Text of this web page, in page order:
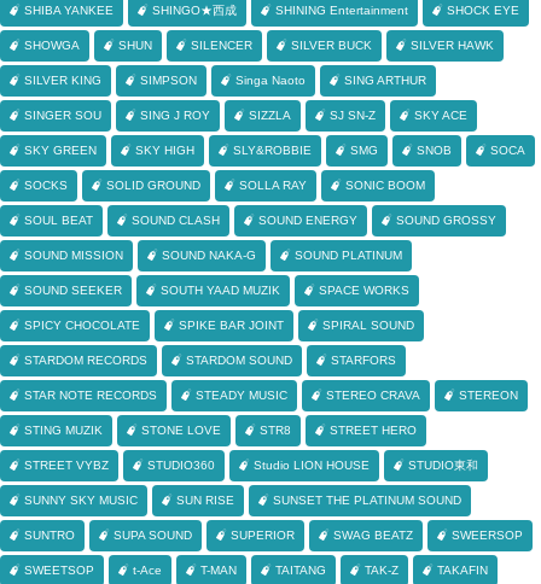
SHIBA YANKEE SHINGO★西成 SHINING Entertainment SHOCK EYE
SHOWGA SHUN SILENCER SILVER BUCK SILVER HAWK
SILVER KING SIMPSON Singa Naoto SING ARTHUR
SINGER SOU SING J ROY SIZZLA SJ SN-Z SKY ACE
SKY GREEN SKY HIGH SLY&ROBBIE SMG SNOB SOCA
SOCKS SOLID GROUND SOLLA RAY SONIC BOOM
SOUL BEAT SOUND CLASH SOUND ENERGY SOUND GROSSY
SOUND MISSION SOUND NAKA-G SOUND PLATINUM
SOUND SEEKER SOUTH YAAD MUZIK SPACE WORKS
SPICY CHOCOLATE SPIKE BAR JOINT SPIRAL SOUND
STARDOM RECORDS STARDOM SOUND STARFORS
STAR NOTE RECORDS STEADY MUSIC STEREO CRAVA STEREON
STING MUZIK STONE LOVE STR8 STREET HERO
STREET VYBZ STUDIO360 Studio LION HOUSE STUDIO東和
SUNNY SKY MUSIC SUN RISE SUNSET THE PLATINUM SOUND
SUNTRO SUPA SOUND SUPERIOR SWAG BEATZ SWEERSOP
SWEETSOP t-Ace T-MAN TAITANG TAK-Z TAKAFIN